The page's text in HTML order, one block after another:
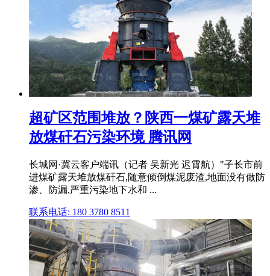
超矿区范围堆放？陕西一煤矿露天堆
放煤矸石污染环境 腾讯网
长城网·冀云客户端讯（记者 吴新光 迟霄航）"子长市前
进煤矿露天堆放煤矸石,随意倾倒煤泥废渣,地面没有做防
渗、防漏,严重污染地下水和 ...
联系电话: 180 3780 8511